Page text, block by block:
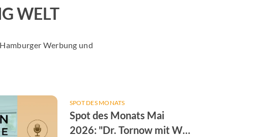
WELT
Werbung und
SPOT DES MONATS
Spot des Monats Mai
2026: "Dr. Tornow mit W"